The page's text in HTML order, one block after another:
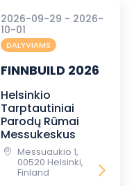
2026-09-29 - 2026-
10-01
DALYVIAMS
FINNBUILD 2026
Helsinkio
Tarptautiniai
Parodų Rūmai
Messukeskus
Messuaukio 1,
00520 Helsinki,
Finland